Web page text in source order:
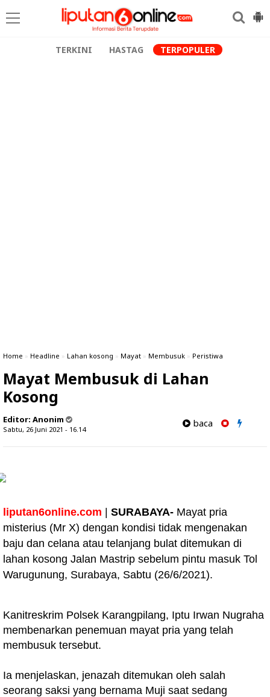
TERKINI HASTAG TERPOPULER
Home » Headline » Lahan kosong » Mayat » Membusuk » Peristiwa
Mayat Membusuk di Lahan
Kosong
Editor: Anonim
Sabtu, 26 Juni 2021 - 16.14
baca
liputan6online.com SURABAYA- Mayat pria
misterius (Mr X) dengan kondisi tidak mengenakan
baju dan celana atau telanjang bulat ditemukan di
lahan kosong Jalan Mastrip sebelum pintu masuk Tol
Warugunung, Surabaya, Sabtu (26/6/2021).
Kanitreskrim Polsek Karangpilang, Iptu Irwan Nugraha
membenarkan penemuan mayat pria yang telah
membusuk tersebut.
Ia menjelaskan, jenazah ditemukan oleh salah
seorang saksi yang bernama Muji saat sedang